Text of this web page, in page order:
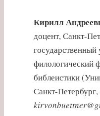
Кирилл
доцент, Санкт-
государственный
филологический
библеистики
Санкт-